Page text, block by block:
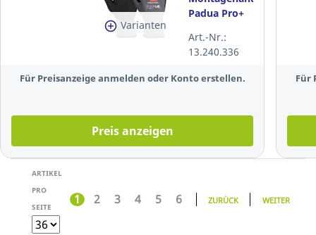
Varianten
Padua Pro+
Größe: 10,
grau/schwarz,
1 Paar
Art.-Nr.:
13.240.336
Für Preisanzeige anmelden oder Konto erstellen.
Preis anzeigen
Für
ARTIKEL
PRO
SEITE
1 2 3 4 5 6 ZURÜCK WEITER